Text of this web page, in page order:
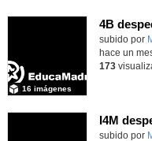
4B
Contenido
subido por
16 imágenes
hace un
173
I4M
subido por